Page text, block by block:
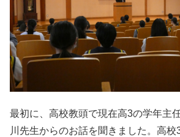
最初に、高校教頭で現在高3の学年主
川先生からのお話を聞きました。高